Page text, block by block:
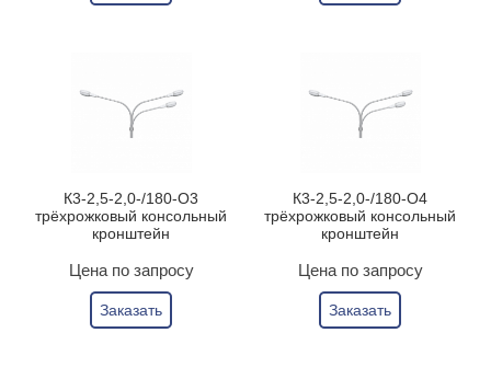
К3-2,5-2,0-/180-О3
трёхрожковый консольный
кронштейн
Цена по запросу
Заказать
К3-2,5-2,0-/180-О4
трёхрожковый консольный
кронштейн
Цена по запросу
Заказать